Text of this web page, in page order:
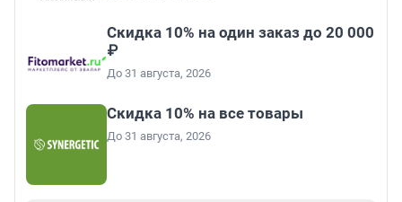
Скидка 10% на один заказ до 20 000
₽
До 31 августа, 2026
Скидка 10% на все товары
До 31 августа, 2026